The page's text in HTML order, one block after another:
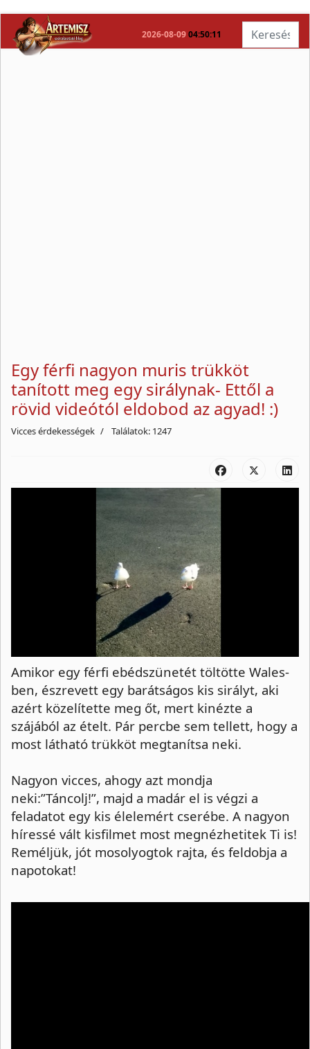
2026-08-09 04:50:11 Keresés...
Egy férfi nagyon muris trükköt
tanított meg egy sirálynak- Ettől a
rövid videótól eldobod az agyad! :)
Vicces érdekességek Találatok: 1247
Amikor egy férfi ebédszünetét töltötte Wales-
ben, észrevett egy barátságos kis sirályt, aki
azért közelítette meg őt, mert kinézte a
szájából az ételt. Pár percbe sem tellett, hogy a
most látható trükköt megtanítsa neki.
Nagyon vicces, ahogy azt mondja
neki:”Táncolj!”, majd a madár el is végzi a
feladatot egy kis élelemért cserébe. A nagyon
híressé vált kisfilmet most megnézhetitek Ti is!
Reméljük, jót mosolyogtok rajta, és feldobja a
napotokat!